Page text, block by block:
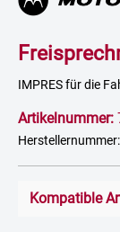
IMPRES für die
Artikelnummer:
Kompatible